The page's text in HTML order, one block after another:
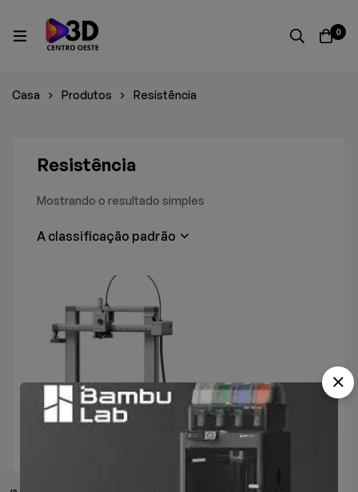
0
Casa Produtos Resistência
Resistência
Mostrando o resultado simples
A classificação padrão